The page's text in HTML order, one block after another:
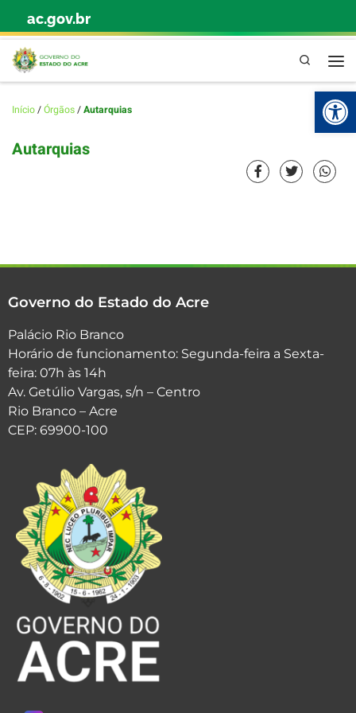
Skip to content
ac.gov.br
Pesquisa
Início/Órgãos/Autarquias
Autarquias
Governo do Estado do Acre
Palácio Rio Branco
Horário de funcionamento: Segunda-feira a Sexta-
feira: 07h às 14h
Av. Getúlio Vargas, s/n – Centro
Rio Branco – Acre
CEP: 69900-100